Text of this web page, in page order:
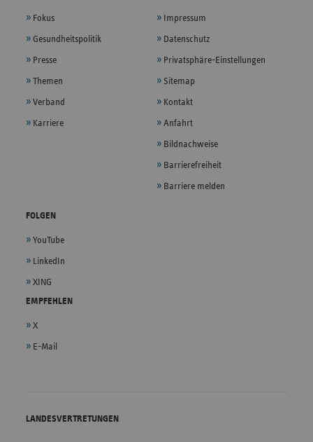
Fokus
Gesundheitspolitik
Presse
Themen
Verband
Karriere
Impressum
Datenschutz
Privatsphäre-Einstellungen
Sitemap
Kontakt
Anfahrt
Bildnachweise
Barrierefreiheit
Barriere melden
FOLGEN
YouTube
LinkedIn
XING
EMPFEHLEN
X
E-Mail
LANDESVERTRETUNGEN